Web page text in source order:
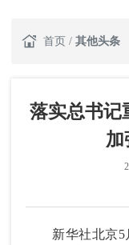
首页 / 其他头条
落实总书记
加
新华社北京5